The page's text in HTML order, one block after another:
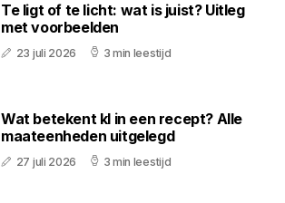
Te ligt of te licht: wat is juist? Uitleg
met voorbeelden
23 juli 2026 3 min leestijd
Wat betekent kl in een recept? Alle
maateenheden uitgelegd
27 juli 2026 3 min leestijd